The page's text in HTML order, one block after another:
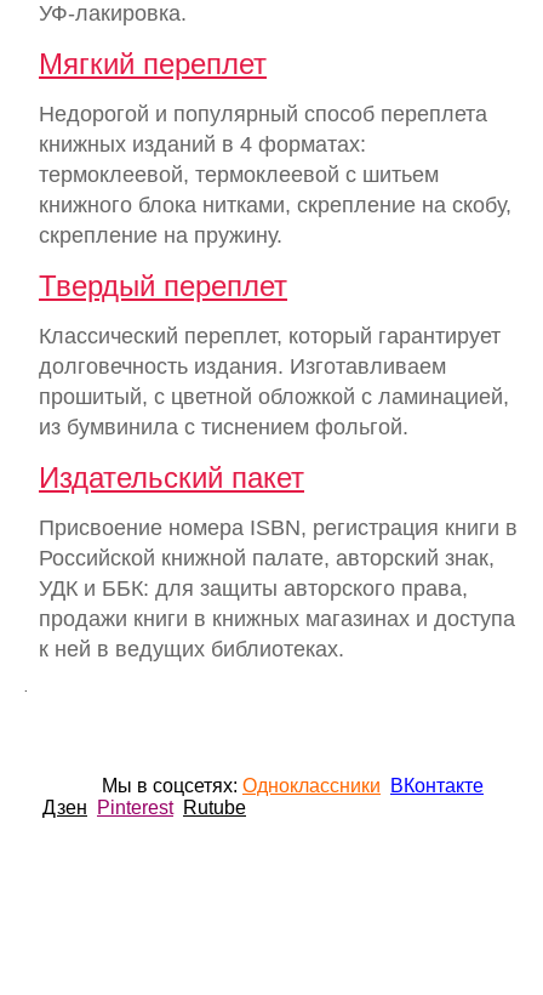
УФ-лакировка.
Мягкий переплет
Недорогой и популярный способ переплета
книжных изданий в 4 форматах:
термоклеевой, термоклеевой с шитьем
книжного блока нитками, скрепление на скобу,
скрепление на пружину.
Твердый переплет
Классический переплет, который гарантирует
долговечность издания. Изготавливаем
прошитый, с цветной обложкой с ламинацией,
из бумвинила с тиснением фольгой.
Издательский пакет
Присвоение номера ISBN, регистрация книги в
Российской книжной палате, авторский знак,
УДК и ББК: для защиты авторского права,
продажи книги в книжных магазинах и доступа
к ней в ведущих библиотеках.
.
Мы в соцсетях: Одноклассники
ВКонтакте
Дзен
Pinterest Rutube